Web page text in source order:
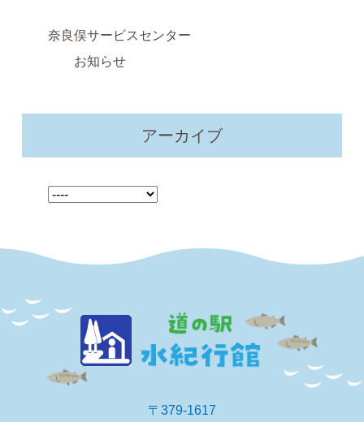
奈良俣サービスセンター
お知らせ
アーカイブ
〒379-1617